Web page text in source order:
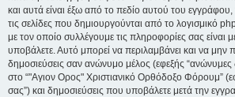
και αυτά είναι έξω από το πεδίο αυτού του
τις σελίδες που δημιουργούνται από το λογισμικό
με τον οποίο συλλέγουμε τις πληροφορίες σας είναι
υποβάλετε. Αυτό μπορεί να περιλαμβάνει και να μην
δημοσιεύσεις σαν ανώνυμο μέλος (εφεξής “ανώνυμες
στο “"Αγιον Ορος" Χριστιανικό Ορθόδοξο Φόρουμ”
σας”) και δημοσιεύσεις που υποβάλετε μετά την